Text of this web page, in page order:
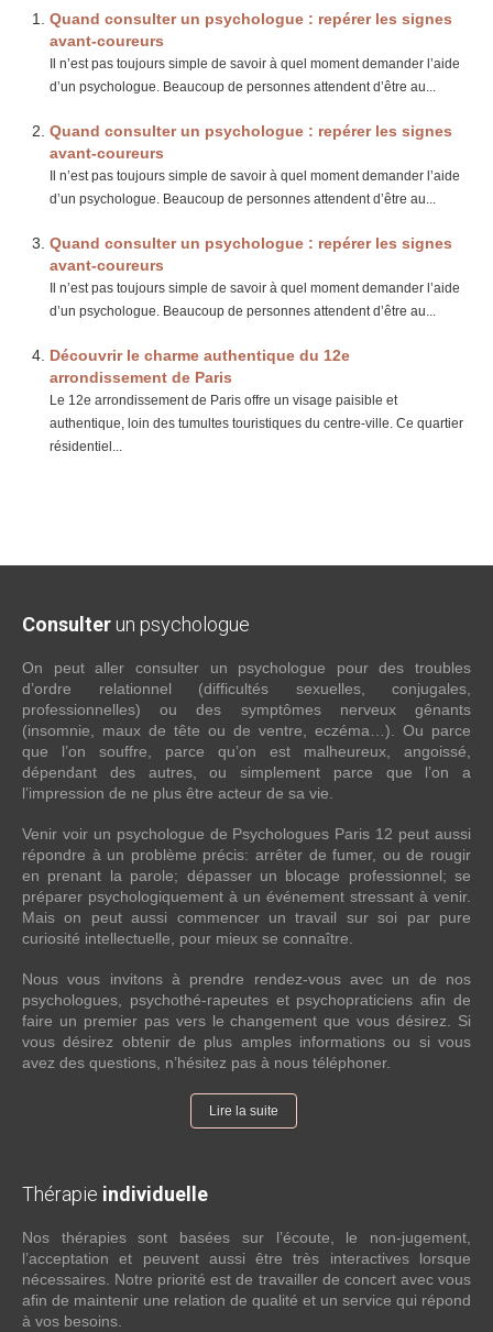
Quand consulter un psychologue : repérer les signes
avant-coureurs
Il n’est pas toujours simple de savoir à quel moment demander l’aide
d’un psychologue. Beaucoup de personnes attendent d’être au...
Quand consulter un psychologue : repérer les signes
avant-coureurs
Il n’est pas toujours simple de savoir à quel moment demander l’aide
d’un psychologue. Beaucoup de personnes attendent d’être au...
Quand consulter un psychologue : repérer les signes
avant-coureurs
Il n’est pas toujours simple de savoir à quel moment demander l’aide
d’un psychologue. Beaucoup de personnes attendent d’être au...
Découvrir le charme authentique du 12e
arrondissement de Paris
Le 12e arrondissement de Paris offre un visage paisible et
authentique, loin des tumultes touristiques du centre-ville. Ce quartier
résidentiel...
Consulter un psychologue
On peut aller consulter un psychologue pour des troubles
d’ordre relationnel (difficultés sexuelles, conjugales,
professionnelles) ou des symptômes nerveux gênants
(insomnie, maux de tête ou de ventre, eczéma…). Ou parce
que l’on souffre, parce qu’on est malheureux, angoissé,
dépendant des autres, ou simplement parce que l’on a
l’impression de ne plus être acteur de sa vie.
Venir voir un psychologue de Psychologues Paris 12 peut aussi
répondre à un problème précis: arrêter de fumer, ou de rougir
en prenant la parole; dépasser un blocage professionnel; se
préparer psychologiquement à un événement stressant à venir.
Mais on peut aussi commencer un travail sur soi par pure
curiosité intellectuelle, pour mieux se connaître.
Nous vous invitons à prendre rendez-vous avec un de nos
psychologues, psychothé-rapeutes et psychopraticiens afin de
faire un premier pas vers le changement que vous désirez. Si
vous désirez obtenir de plus amples informations ou si vous
avez des questions, n’hésitez pas à nous téléphoner.
Lire la suite
Thérapie individuelle
Nos thérapies sont basées sur l’écoute, le non-jugement,
l’acceptation et peuvent aussi être très interactives lorsque
nécessaires. Notre priorité est de travailler de concert avec vous
afin de maintenir une relation de qualité et un service qui répond
à vos besoins.